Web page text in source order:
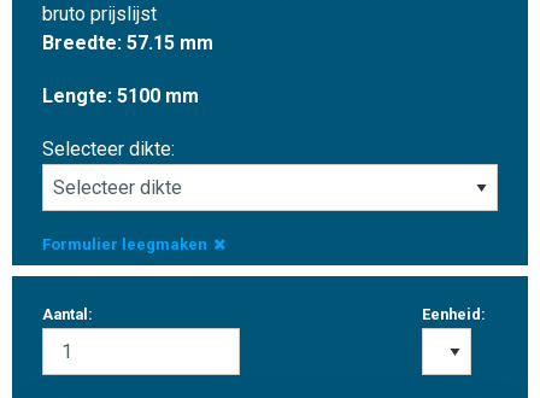
bruto prijslijst
Breedte: 57.15 mm
Lengte: 5100 mm
Selecteer dikte:
Formulier leegmaken
Aantal: Eenheid: